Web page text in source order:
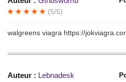
(5/5)
walgreens viagra https://
Auteur : Lebnadesk